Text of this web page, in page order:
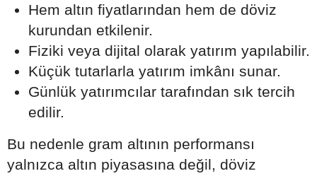
Hem altın fiyatlarından hem de döviz
kurundan etkilenir.
Fiziki veya dijital olarak yatırım yapılabilir.
Küçük tutarlarla yatırım imkânı sunar.
Günlük yatırımcılar tarafından sık tercih
edilir.
Bu nedenle gram altının performansı
yalnızca altın piyasasına değil, döviz